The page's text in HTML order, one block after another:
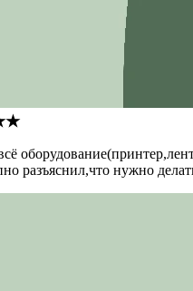
разъяснил,что нужно